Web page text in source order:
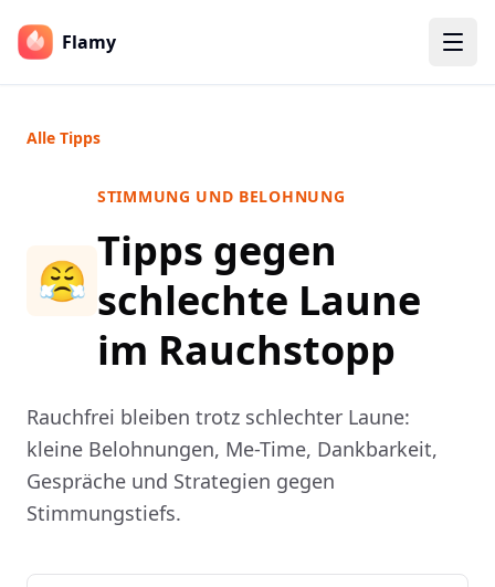
Flamy
Alle Tipps
😤
STIMMUNG UND BELOHNUNG
Tipps gegen
schlechte Laune
im Rauchstopp
Rauchfrei bleiben trotz schlechter Laune:
kleine Belohnungen, Me-Time, Dankbarkeit,
Gespräche und Strategien gegen
Stimmungstiefs.